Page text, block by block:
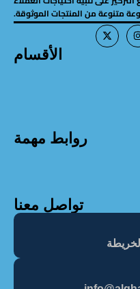
متنوعة من المنتجات الموثوقة.
الأقسام
روابط مهمة
تواصل معنا